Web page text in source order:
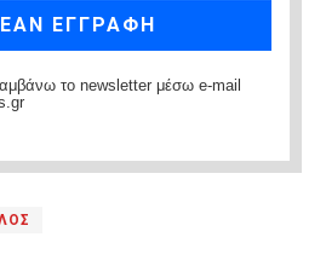
το newsletter μέσω e-mail